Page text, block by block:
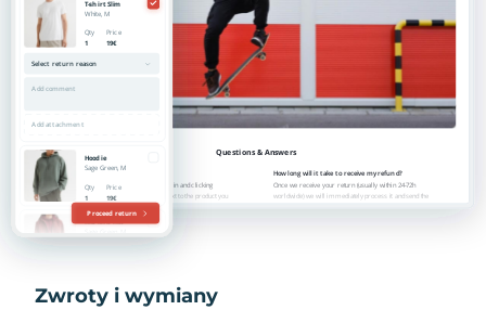
Zwroty i wymiany